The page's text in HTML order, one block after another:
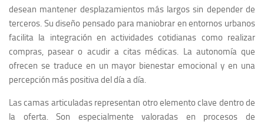
desean mantener desplazamientos más largos sin depender de
terceros. Su diseño pensado para maniobrar en entornos urbanos
facilita la integración en actividades cotidianas como realizar
compras, pasear o acudir a citas médicas. La autonomía que
ofrecen se traduce en un mayor bienestar emocional y en una
percepción más positiva del día a día.
Las camas articuladas representan otro elemento clave dentro de
la oferta. Son especialmente valoradas en procesos de